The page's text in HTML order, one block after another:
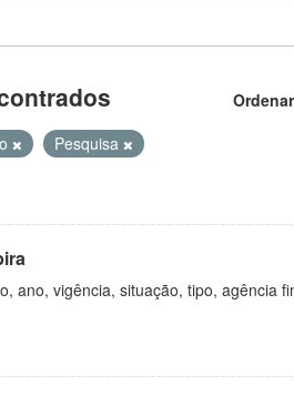
Pesquisa
ano, vigência, situação, tipo, agência